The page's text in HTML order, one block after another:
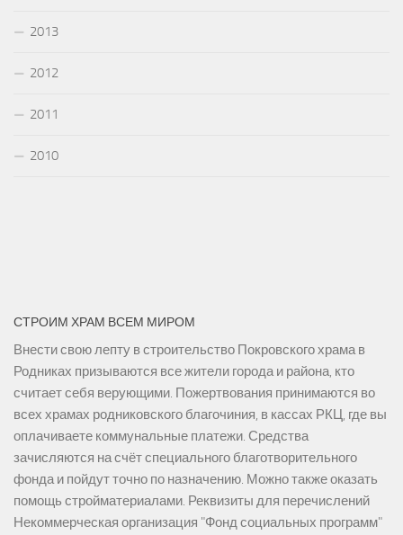
2013
2012
2011
2010
СТРОИМ ХРАМ ВСЕМ МИРОМ
Внести свою лепту в строительство Покровского храма в
Родниках призываются все жители города и района, кто
считает себя верующими. Пожертвования принимаются во
всех храмах родниковского благочиния, в кассах РКЦ, где вы
оплачиваете коммунальные платежи. Средства
зачисляются на счёт специального благотворительного
фонда и пойдут точно по назначению. Можно также оказать
помощь стройматериалами. Реквизиты для перечислений
Некоммерческая организация "Фонд социальных программ"